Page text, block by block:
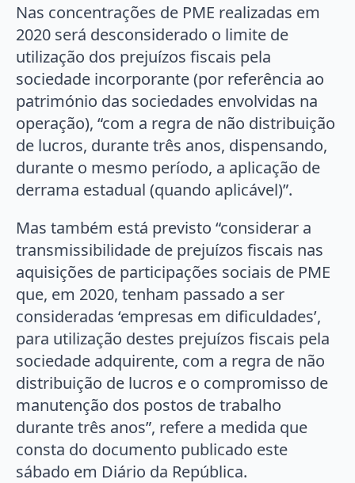
Nas concentrações de PME realizadas em
2020 será desconsiderado o limite de
utilização dos prejuízos fiscais pela
sociedade incorporante (por referência ao
património das sociedades envolvidas na
operação), “com a regra de não distribuição
de lucros, durante três anos, dispensando,
durante o mesmo período, a aplicação de
derrama estadual (quando aplicável)”.
Mas também está previsto “considerar a
transmissibilidade de prejuízos fiscais nas
aquisições de participações sociais de PME
que, em 2020, tenham passado a ser
consideradas ‘empresas em dificuldades’,
para utilização destes prejuízos fiscais pela
sociedade adquirente, com a regra de não
distribuição de lucros e o compromisso de
manutenção dos postos de trabalho
durante três anos”, refere a medida que
consta do documento publicado este
sábado em Diário da República.